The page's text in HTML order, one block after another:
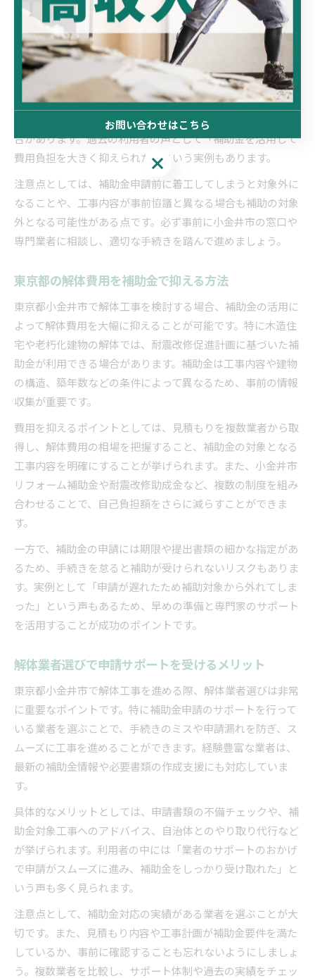
いです。リフォーム補助金の対象となる工事内容や条件をし
っかり確認し、解体計画を立てることが大切です。
具体的な手法としては、部分解体や内装解体、耐震改修と並
行した解体工事が挙げられます。例えば、老朽化した壁や床
の撤去、不要な間仕切りの解体は、リフォーム補助金の対象
になることが多く、費用の一部を市から補助してもらえる場
合があります。過去の利用者の声として「補助金を活用して
費用負担を大きく抑えられた」という実例もあります。
注意点としては、補助金申請前に着工してしまうと対象外に
なることや、工事内容が事前協議と異なる場合も補助の対象
外となる可能性がある点です。必ず事前に小金井市の窓口や
専門業者に相談し、適切な手続きを踏んで進めましょう。
東京都の解体費用を補助金で抑える方法
東京都小金井市で解体工事を検討する場合、補助金の活用に
よって解体費用を大幅に抑えることが可能です。特に木造住
宅や老朽化建物の解体では、耐震改修促進計画に基づいた補
助金が利用できる場合があります。補助金は工事内容や建物
の構造、築年数などの条件によって異なるため、事前の情報
収集が重要です。
費用を抑えるポイントとしては、見積もりを複数業者から取
得し、解体費用の相場を把握すること、補助金の対象となる
工事内容を明確にすることが挙げられます。また、小金井市
リフォーム補助金や耐震改修助成金など、複数の制度を組み
合わせることで、自己負担額をさらに減らすことができま
す。
一方で、補助金の申請には期限や提出書類の細かな指定があ
るため、手続きを怠ると補助が受けられないリスクもありま
す。実例として「申請が遅れたため補助対象から外れてしま
った」という声もあるため、早めの準備と専門家のサポート
を活用することが成功のポイントです。
解体業者選びで申請サポートを受けるメリット
東京都小金井市で解体工事を進める際、解体業者選びは非常
に重要なポイントです。特に補助金申請のサポートを行って
いる業者を選ぶことで、手続きのミスや申請漏れを防ぎ、ス
ムーズに工事を進めることができます。経験豊富な業者は、
最新の補助金情報や必要書類の作成支援にも対応していま
す。
具体的なメリットとしては、申請書類の不備チェックや、補
助金対象工事へのアドバイス、自治体とのやり取り代行など
が挙げられます。利用者の中には「業者のサポートのおかげ
で申請がスムーズに進み、補助金をしっかり受け取れた」と
いう声も多く見られます。
注意点として、補助金対応の実績がある業者を選ぶことが大
切です。また、見積もり内容や工事計画が補助金要件を満た
しているか、事前に確認することも忘れないようにしましょ
う。複数業者を比較し、サポート体制や過去の実績をチェッ
お問い合わせはこちら
お問い合わせはこちら